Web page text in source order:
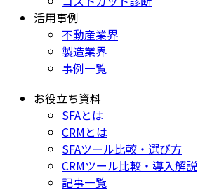
活用事例
不動産業界
製造業界
事例一覧
お役立ち資料
SFAとは
CRMとは
SFAツール比較・選び方
CRMツール比較・導入解説
記事一覧